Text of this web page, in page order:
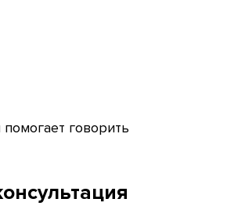
говорить